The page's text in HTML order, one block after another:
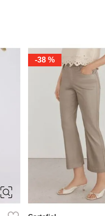
-38 %
40
42
46